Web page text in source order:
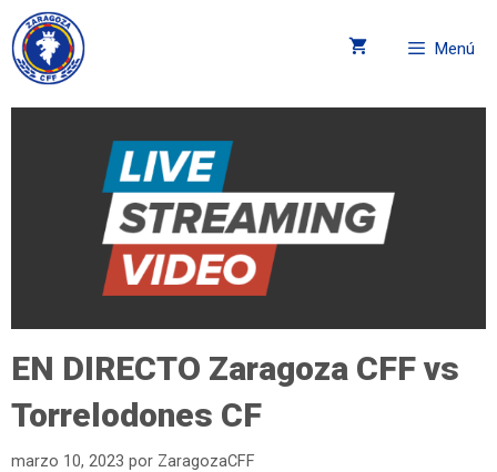
Menú
EN DIRECTO Zaragoza CFF vs
Torrelodones CF
marzo 10, 2023 por ZaragozaCFF